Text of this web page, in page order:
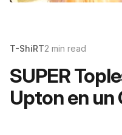
T-ShiRT2 min read
SUPER
Upton en un